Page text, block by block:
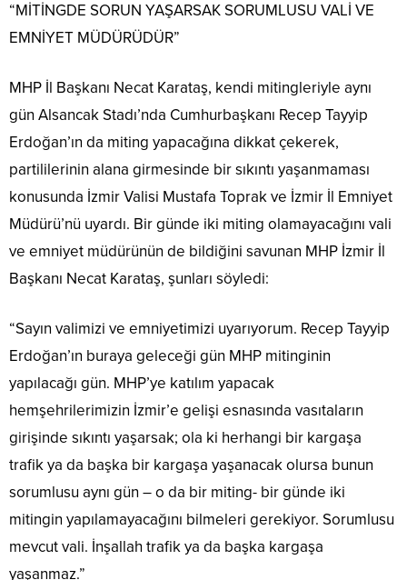
“MİTİNGDE SORUN YAŞARSAK SORUMLUSU VALİ VE
EMNİYET MÜDÜRÜDÜR”
MHP İl Başkanı Necat Karataş, kendi mitingleriyle aynı
gün Alsancak Stadı’nda Cumhurbaşkanı Recep Tayyip
Erdoğan’ın da miting yapacağına dikkat çekerek,
partililerinin alana girmesinde bir sıkıntı yaşanmaması
konusunda İzmir Valisi Mustafa Toprak ve İzmir İl Emniyet
Müdürü’nü uyardı. Bir günde iki miting olamayacağını vali
ve emniyet müdürünün de bildiğini savunan MHP İzmir İl
Başkanı Necat Karataş, şunları söyledi:
“Sayın valimizi ve emniyetimizi uyarıyorum. Recep Tayyip
Erdoğan’ın buraya geleceği gün MHP mitinginin
yapılacağı gün. MHP’ye katılım yapacak
hemşehrilerimizin İzmir’e gelişi esnasında vasıtaların
girişinde sıkıntı yaşarsak; ola ki herhangi bir kargaşa
trafik ya da başka bir kargaşa yaşanacak olursa bunun
sorumlusu aynı gün – o da bir miting- bir günde iki
mitingin yapılamayacağını bilmeleri gerekiyor. Sorumlusu
mevcut vali. İnşallah trafik ya da başka kargaşa
yaşanmaz.”